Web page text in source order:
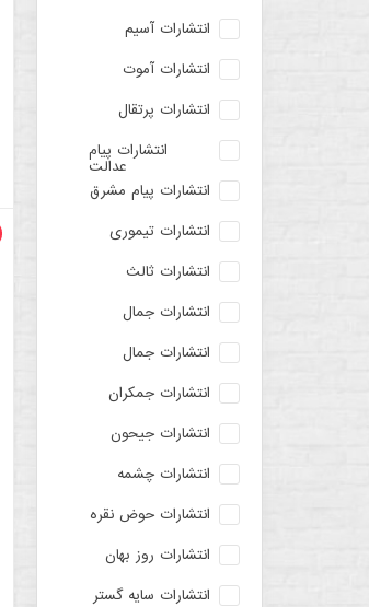
انتشارات آسیم
انتشارات آموت
انتشارات پرتقال
انتشارات پیام
عدالت
انتشارات پیام مشرق
انتشارات تیموری
انتشارات ثالث
انتشارات جمال
انتشارات جمال
انتشارات جمکران
انتشارات جیحون
انتشارات چشمه
انتشارات حوض نقره
انتشارات روز بهان
انتشارات سایه گستر